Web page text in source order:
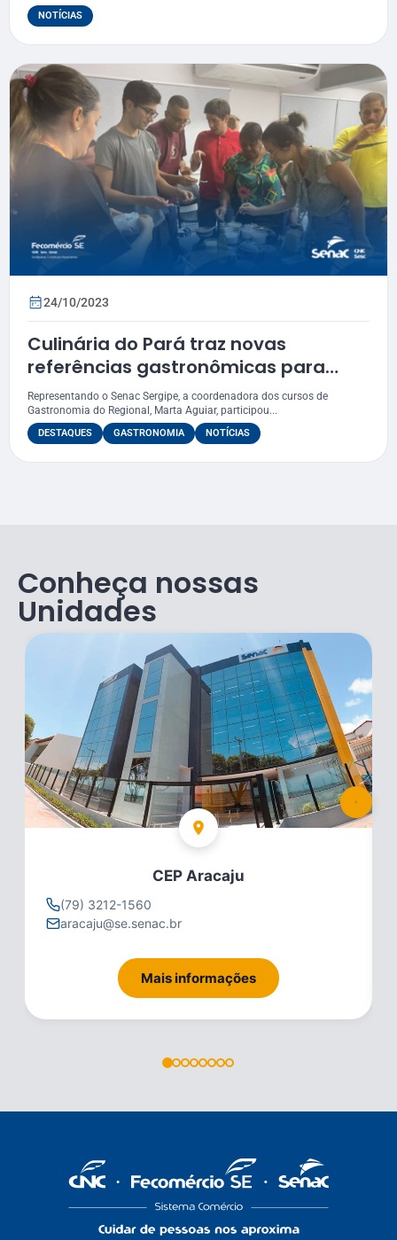
NOTÍCIAS
24/10/2023
Culinária do Pará traz novas
referências gastronômicas para
aulas no Senac-SE
Representando o Senac Sergipe, a coordenadora dos cursos de
Gastronomia do Regional, Marta Aguiar, participou...
DESTAQUES GASTRONOMIA NOTÍCIAS
Conheça nossas
Unidades
CEP Aracaju
(79) 3212-1560
aracaju@se.senac.br
Mais informações